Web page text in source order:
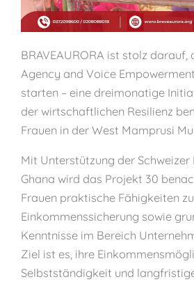
BRAVEAURORA ist stolz darauf,
Agency and Voice Empowerment
starten – eine dreimonatige
der wirtschaftlichen Resilienz
Frauen in der West Mamprusi
Mit Unterstützung der
Ghana wird das Projekt 30
Frauen praktische Fähigkeiten
Einkommenssicherung sowie
Kenntnisse im Bereich
Ziel ist es, ihre
Selbstständigkeit und